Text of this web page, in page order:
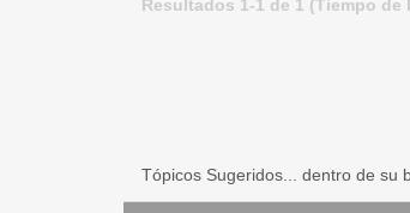
Resultados 1-1 de 1 (Tiempo
Tópicos Sugeridos... dentro de su